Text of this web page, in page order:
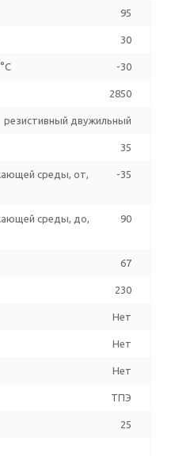
95
30
-30
2850
резистивный двужильный
35
среды, от,
-35
среды, до,
90
67
230
Нет
Нет
Нет
ТПЭ
25